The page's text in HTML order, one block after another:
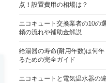
点！設置費用の相場は？
エコキュート交換業者の10の
頼の流れや補助金解説
給湯器の寿命(耐用年数)は何
るための完全ガイド
エコキュートと電気温水器の